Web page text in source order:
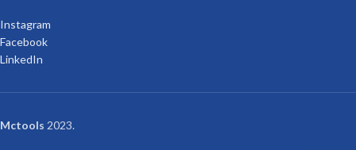
Instagram
Facebook
LinkedIn
Mctools 2023.